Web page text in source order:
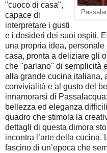
"cuoco di casa",
capace di
interpretare i gusti
e i desideri dei suoi ospiti.
una propria idea,
casa, pronta a deliziare gli
che "parlano" di semplicità
alla grande cucina italiana,
convivialità e al gusto del
innamorarsi di
bellezza ed eleganza
quadro che stimola la
dettagli di questa dimora
incontra l’arte della cucina.
fascino di un’epoca che